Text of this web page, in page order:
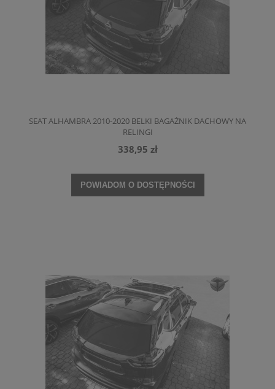
SEAT ALHAMBRA 2010-2020 BELKI BAGAŻNIK DACHOWY NA
RELINGI
338,95 zł
POWIADOM O DOSTĘPNOŚCI